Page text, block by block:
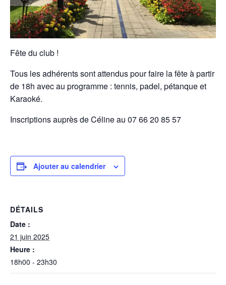
Fête du club !
Tous les adhérents sont attendus pour faire la fête à partir
de 18h avec au programme : tennis, padel, pétanque et
Karaoké.
Inscriptions auprès de Céline au 07 66 20 85 57
Ajouter au calendrier
DÉTAILS
Date :
21 juin 2025
Heure :
18h00 - 23h30